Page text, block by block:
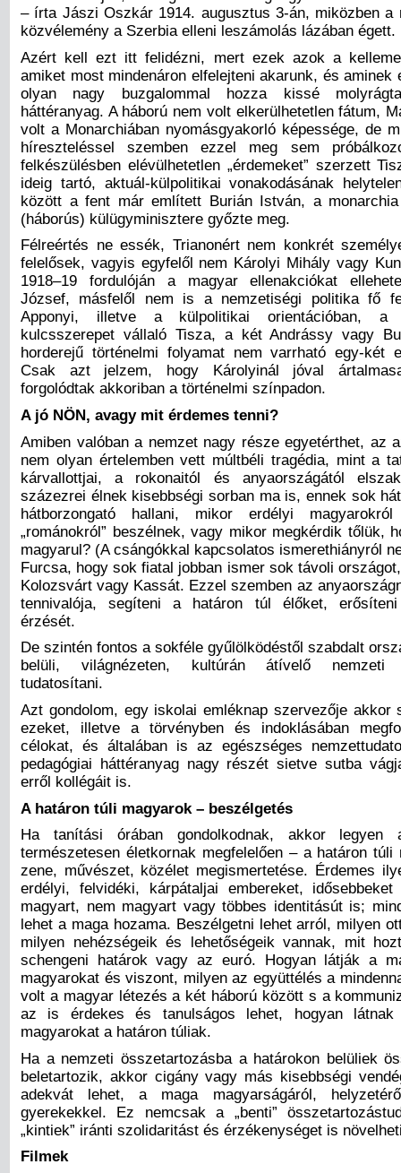
– írta Jászi Oszkár 1914. augusztus 3-án, miközben a
közvélemény a Szerbia elleni leszámolás lázában égett.
Azért kell ezt itt felidézni, mert ezek azok a
amiket most mindenáron elfelejteni akarunk, és aminek
olyan nagy buzgalommal hozza kissé
háttéranyag. A háború nem volt elkerülhetetlen fátum,
volt a Monarchiában nyomásgyakorló képessége, de
híreszteléssel szemben ezzel meg sem
felkészülésben elévülhetetlen „érdemeket” szerzett
ideig tartó, aktuál-külpolitikai vonakodásának
között a fent már említett Burián István, a
(háborús) külügyminisztere győzte meg.
Félreértés ne essék, Trianonért nem konkrét
felelősek, vagyis egyfelől nem Károlyi Mihály vagy
1918–19 fordulóján a magyar ellenakciókat
József, másfelől nem is a nemzetiségi politika fő
Apponyi, illetve a külpolitikai orientációban, a
kulcsszerepet vállaló Tisza, a két Andrássy vagy
horderejű történelmi folyamat nem varrható egy-két
Csak azt jelzem, hogy Károlyinál jóval
forgolódtak akkoriban a történelmi színpadon.
A jó NÖN, avagy mit érdemes tenni?
Amiben valóban a nemzet nagy része egyetérthet, az
nem olyan értelemben vett múltbéli tragédia, mint a
kárvallottjai, a rokonaitól és anyaországától
százezrei élnek kisebbségi sorban ma is, ennek sok
hátborzongató hallani, mikor erdélyi
„románokról” beszélnek, vagy mikor megkérdik tőlük,
magyarul? (A csángókkal kapcsolatos ismerethiányról
Furcsa, hogy sok fiatal jobban ismer sok távoli
Kolozsvárt vagy Kassát. Ezzel szemben az
tennivalója, segíteni a határon túl élőket,
érzését.
De szintén fontos a sokféle gyűlölködéstől szabdalt
belüli, világnézeten, kultúrán átívelő nemzeti
tudatosítani.
Azt gondolom, egy iskolai emléknap szervezője akkor
ezeket, illetve a törvényben és indoklásában
célokat, és általában is az egészséges
pedagógiai háttéranyag nagy részét sietve sutba
erről kollégáit is.
A határon túli magyarok – beszélgetés
Ha tanítási órában gondolkodnak, akkor legyen
természetesen életkornak megfelelően – a határon túli
zene, művészet, közélet megismertetése. Érdemes
erdélyi, felvidéki, kárpátaljai embereket,
magyart, nem magyart vagy többes identitásút is;
lehet a maga hozama. Beszélgetni lehet arról, milyen
milyen nehézségeik és lehetőségeik vannak, mit
schengeni határok vagy az euró. Hogyan látják a
magyarokat és viszont, milyen az együttélés a
volt a magyar létezés a két háború között s a
az is érdekes és tanulságos lehet, hogyan látnak
magyarokat a határon túliak.
Ha a nemzeti összetartozásba a határokon belüliek
beletartozik, akkor cigány vagy más kisebbségi
adekvát lehet, a maga magyarságáról,
gyerekekkel. Ez nemcsak a „benti”
„kintiek” iránti szolidaritást és érzékenységet is
Filmek